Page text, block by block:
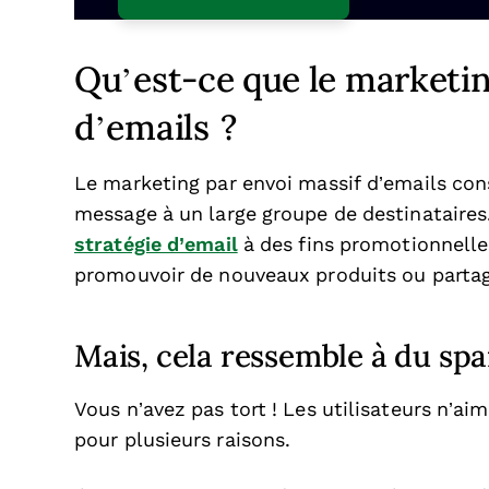
Qu’est-ce que le
d’emails ?
Le marketing par envoi massif d’emails
message à un large groupe de
stratégie d’emailà des fins
promouvoir de nouveaux produits ou
Mais, cela ressemble à du
Vous n’avez pas tort ! Les utilisateurs
pour plusieurs raisons.